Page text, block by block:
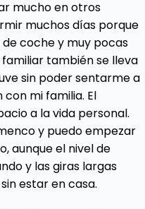
mucho en otros
muchos días porque
coche y muy pocas
familiar también se lleva
sin poder sentarme a
mi familia. El
a la vida personal.
y puedo empezar
aunque el nivel de
y las giras largas
estar en casa.